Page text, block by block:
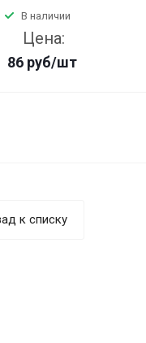
В наличии
Цена:
86 руб/шт
к списку